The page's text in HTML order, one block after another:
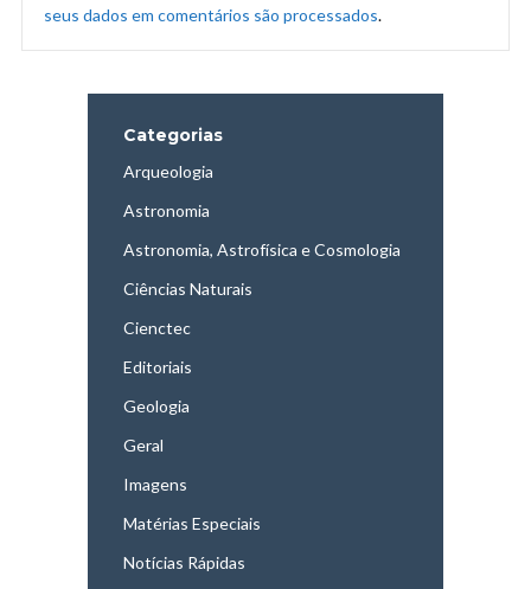
seus dados em comentários são processados.
Categorias
Arqueologia
Astronomia
Astronomia, Astrofísica e Cosmologia
Ciências Naturais
Cienctec
Editoriais
Geologia
Geral
Imagens
Matérias Especiais
Notícias Rápidas